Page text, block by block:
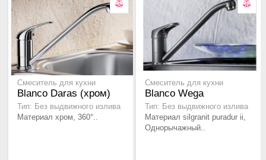
Смеситель для кухни
Blanco Daras (хром)
Тип: Без выдвижного излива
Материал хром, 360°..
Смеситель для кухни
Blanco Wega
Тип: Без выдвижного излива
Материал silgranit puradur ii,
Однорычажный..